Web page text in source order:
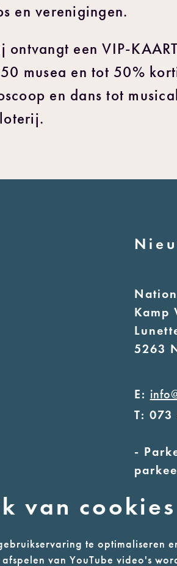
en verenigingen.
ontvangt een VIP-
musea en tot 50%
en dans tot
van cookies
te optimaliseren
van YouTube video's
Kamp
5263
E:
T: 073
-